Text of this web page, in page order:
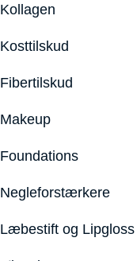
Kollagen
Kosttilskud
Fibertilskud
Makeup
Foundations
Negleforstærkere
Læbestift og Lipgloss